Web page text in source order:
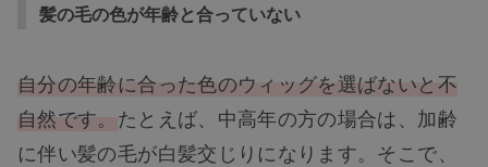
髪の毛の色が年齢と合っていない
自分の年齢に合った色のウィッグを選ばないと不
自然です。 たとえば、中高年の方の場合は、加齢
に伴い髪の毛が白髪交じりになります。そこで、